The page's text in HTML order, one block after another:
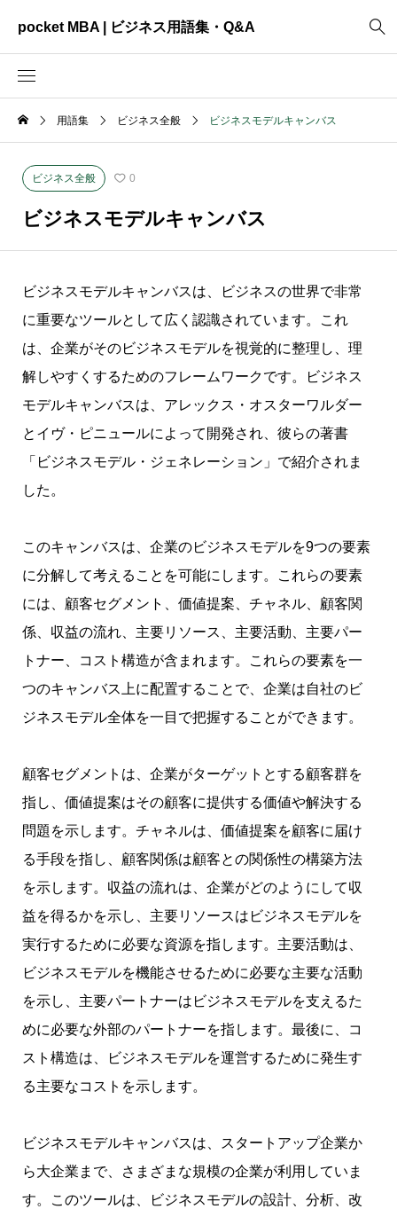
pocket MBA | ビジネス用語集・Q&A
ビジネス全般
資料作成
用語集 ビジネス全般 ビジネスモデルキャンバス
ビジネス全般 0
ビジネスモデルキャンバス
ビジネスモデルキャンバスは、ビジネスの世界で非常
に重要なツールとして広く認識されています。これ
は、企業がそのビジネスモデルを視覚的に整理し、理
解しやすくするためのフレームワークです。ビジネス
モデルキャンバスは、アレックス・オスターワルダー
とイヴ・ピニュールによって開発され、彼らの著書
「ビジネスモデル・ジェネレーション」で紹介されま
した。
このキャンバスは、企業のビジネスモデルを9つの要素
に分解して考えることを可能にします。これらの要素
には、顧客セグメント、価値提案、チャネル、顧客関
係、収益の流れ、主要リソース、主要活動、主要パー
トナー、コスト構造が含まれます。これらの要素を一
つのキャンバス上に配置することで、企業は自社のビ
ジネスモデル全体を一目で把握することができます。
顧客セグメントは、企業がターゲットとする顧客群を
指し、価値提案はその顧客に提供する価値や解決する
問題を示します。チャネルは、価値提案を顧客に届け
る手段を指し、顧客関係は顧客との関係性の構築方法
を示します。収益の流れは、企業がどのようにして収
益を得るかを示し、主要リソースはビジネスモデルを
実行するために必要な資源を指します。主要活動は、
ビジネスモデルを機能させるために必要な主要な活動
を示し、主要パートナーはビジネスモデルを支えるた
めに必要な外部のパートナーを指します。最後に、コ
スト構造は、ビジネスモデルを運営するために発生す
る主要なコストを示します。
ビジネスモデルキャンバスは、スタートアップ企業か
ら大企業まで、さまざまな規模の企業が利用していま
す。このツールは、ビジネスモデルの設計、分析、改